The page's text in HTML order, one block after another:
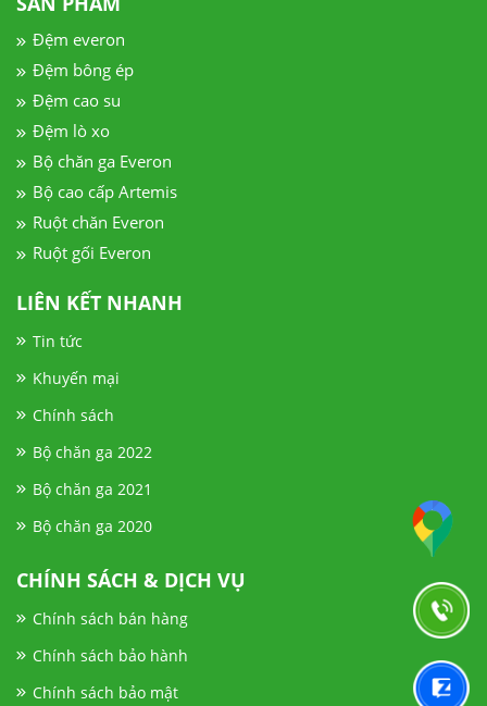
Đệm everon
Đệm bông ép
Đệm cao su
Đệm lò xo
Bộ chăn ga Everon
Bộ cao cấp Artemis
Ruột chăn Everon
Ruột gối Everon
LIÊN KẾT NHANH
Tin tức
Khuyến mại
Chính sách
Bộ chăn ga 2022
Bộ chăn ga 2021
Bộ chăn ga 2020
CHÍNH SÁCH & DỊCH VỤ
Chính sách bán hàng
Chính sách bảo hành
Chính sách bảo mật